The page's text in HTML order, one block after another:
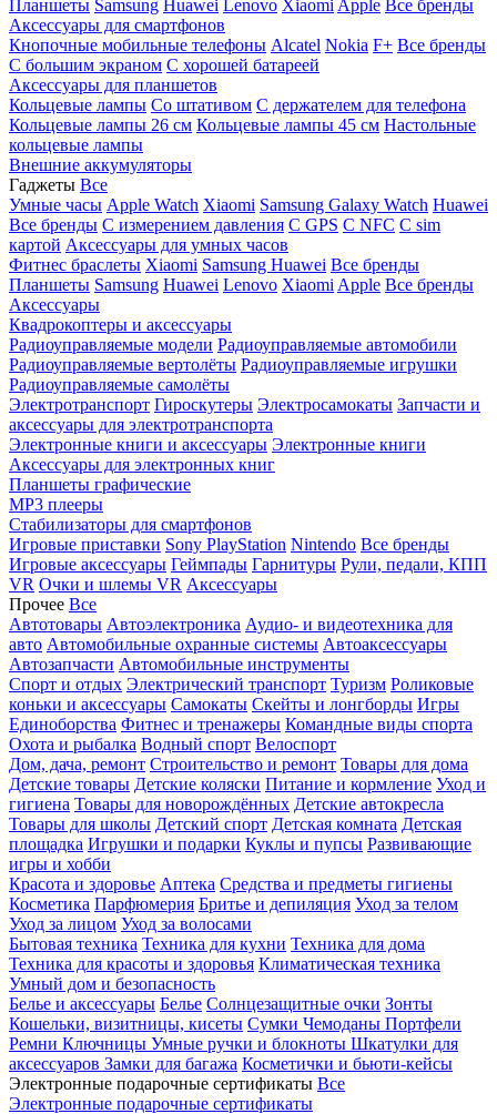
Планшеты Samsung Huawei Lenovo Xiaomi Apple Все бренды
Аксессуары для смартфонов
Кнопочные мобильные телефоны Alcatel Nokia F+ Все бренды
С большим экраном С хорошей батареей
Аксессуары для планшетов
Кольцевые лампы Со штативом C держателем для телефона
Кольцевые лампы 26 см Кольцевые лампы 45 см Настольные
кольцевые лампы
Внешние аккумуляторы
Гаджеты Все
Умные часы Apple Watch Xiaomi Samsung Galaxy Watch Huawei
Все бренды C измерением давления C GPS C NFC C sim
картой Аксессуары для умных часов
Фитнес браслеты Xiaomi Samsung Huawei Все бренды
Планшеты Samsung Huawei Lenovo Xiaomi Apple Все бренды
Аксессуары
Квадрокоптеры и аксессуары
Радиоуправляемые модели Радиоуправляемые автомобили
Радиоуправляемые вертолёты Радиоуправляемые игрушки
Радиоуправляемые самолёты
Электротранспорт Гироскутеры Электросамокаты Запчасти и
аксессуары для электротранспорта
Электронные книги и аксессуары Электронные книги
Аксессуары для электронных книг
Планшеты графические
MP3 плееры
Стабилизаторы для смартфонов
Игровые приставки Sony PlayStation Nintendo Все бренды
Игровые аксессуары Геймпады Гарнитуры Рули, педали, КПП
VR Очки и шлемы VR Аксессуары
Прочее Все
Автотовары Автоэлектроника Аудио- и видеотехника для
авто Автомобильные охранные системы Автоаксессуары
Автозапчасти Автомобильные инструменты
Спорт и отдых Электрический транспорт Туризм Роликовые
коньки и аксессуары Самокаты Скейты и лонгборды Игры
Единоборства Фитнес и тренажеры Командные виды спорта
Охота и рыбалка Водный спорт Велоспорт
Дом, дача, ремонт Строительство и ремонт Товары для дома
Детские товары Детские коляски Питание и кормление Уход и
гигиена Товары для новорождённых Детские автокресла
Товары для школы Детский спорт Детская комната Детская
площадка Игрушки и подарки Куклы и пупсы Развивающие
игры и хобби
Красота и здоровье Аптека Средства и предметы гигиены
Косметика Парфюмерия Бритье и депиляция Уход за телом
Уход за лицом Уход за волосами
Бытовая техника Техника для кухни Техника для дома
Техника для красоты и здоровья Климатическая техника
Умный дом и безопасность
Белье и аксессуары Белье Солнцезащитные очки Зонты
Кошельки, визитницы, кисеты Сумки Чемоданы Портфели
Ремни Ключницы Умные ручки и блокноты Шкатулки для
аксессуаров Замки для багажа Косметички и бьюти-кейсы
Электронные подарочные сертификаты Все
Электронные подарочные сертификаты